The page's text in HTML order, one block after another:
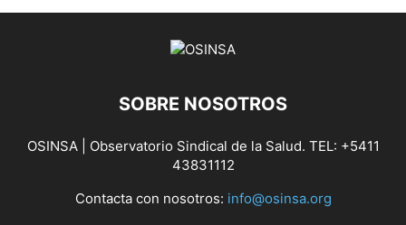
SOBRE NOSOTROS
OSINSA | Observatorio Sindical de la Salud. TEL: +5411
43831112
Contacta con nosotros: info@osinsa.org